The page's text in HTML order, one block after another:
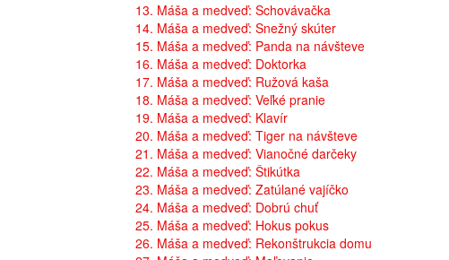
13. Máša a medveď: Schovávačka
14. Máša a medveď: Snežný skúter
15. Máša a medveď: Panda na návšteve
16. Máša a medveď: Doktorka
17. Máša a medveď: Ružová kaša
18. Máša a medveď: Veľké pranie
19. Máša a medveď: Klavír
20. Máša a medveď: Tiger na návšteve
21. Máša a medveď: Vianočné darčeky
22. Máša a medveď: Štikútka
23. Máša a medveď: Zatúlané vajíčko
24. Máša a medveď: Dobrú chuť
25. Máša a medveď: Hokus pokus
26. Máša a medveď: Rekonštrukcia domu